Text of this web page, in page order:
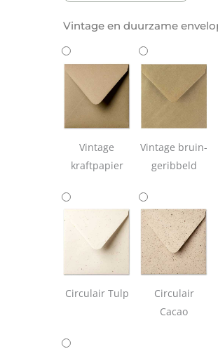
Vintage en duurzame
Vintage
kraftpapier
Vintage bruin-
geribbeld
Circulair Tulp
Circulair
Cacao